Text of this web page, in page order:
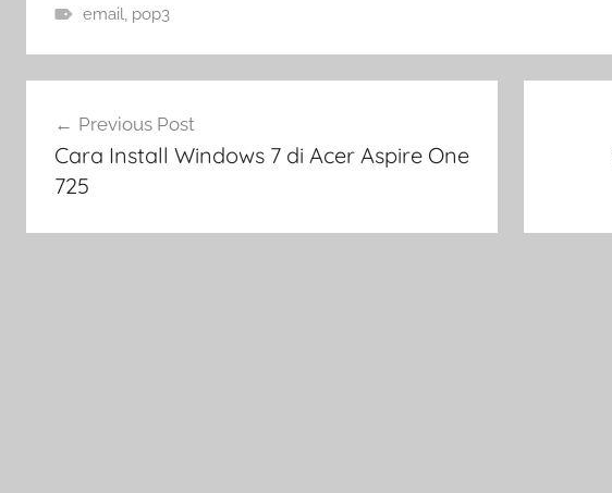
email, pop3
pos Previous Post
Cara Install Windows 7 di Acer Aspire One
725